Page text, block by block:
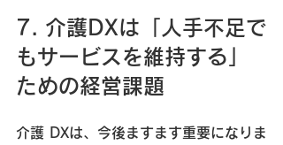
7. 介護DXは「人手不足で
もサービスを維持する」
ための経営課題
介護 DXは、今後ますます重要になりま